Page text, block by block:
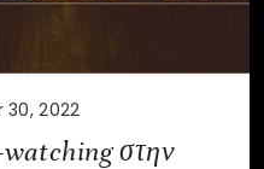
2022
στην